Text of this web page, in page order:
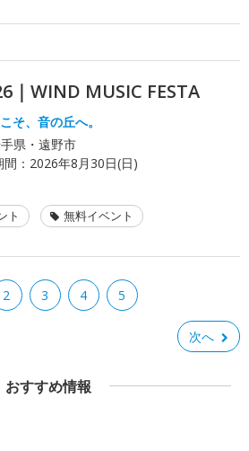
｜WIND MUSIC FESTA
そ、音の丘へ。
県・遠野市
： 2026年8月30日(日)
ト 無料イベント
2 3 4 5
次へ
おすすめ情報